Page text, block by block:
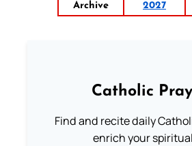
Archive
2027
Catholic
Find and recite daily
enrich your